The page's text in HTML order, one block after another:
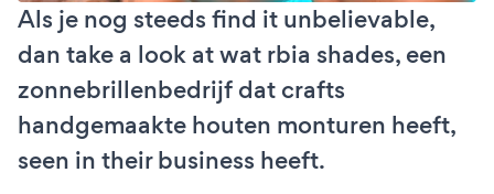
Als je nog steeds find it unbelievable,
dan take a look at wat rbia shades, een
zonnebrillenbedrijf dat crafts
handgemaakte houten monturen heeft,
seen in their business heeft.